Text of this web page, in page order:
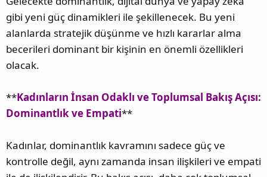
gibi yeni güç dinamikleri ile şekillenecek. Bu yeni
alanlarda stratejik düşünme ve hızlı kararlar alma
becerileri dominant bir kişinin en önemli özellikleri
olacak.
**Kadınların İnsan Odaklı ve Toplumsal Bakış Açısı:
Dominantlık ve Empati**
Kadınlar, dominantlık kavramını sadece güç ve
kontrolle değil, aynı zamanda insan ilişkileri ve empati